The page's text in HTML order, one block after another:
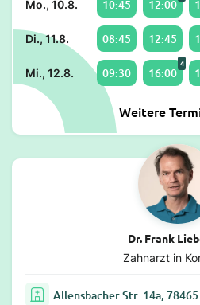
Mo., 10.8. 10:45 12:00
Di., 11.8. 08:45 12:45
Mi., 12.8. 09:30 16:00
4
Weitere
Dr. Frank
Zahnarzt in
Allensbacher Str. 14a,